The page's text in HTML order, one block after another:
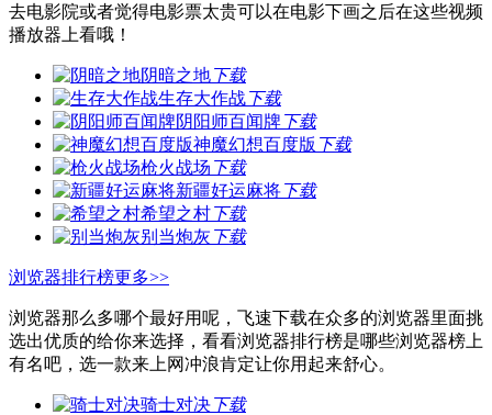
去电影院或者觉得电影票太贵可以在电影下画之后在这些视频
播放器上看哦！
阴暗之地下载
生存大作战下载
阴阳师百闻牌下载
神魔幻想百度版 下载
枪火战场 下载
新疆好运麻将下载
希望之村下载
别当炮灰 下载
浏览器排行榜更多>>
浏览器那么多哪个最好用呢，飞速下载在众多的浏览器里面挑
选出优质的给你来选择，看看浏览器排行榜是哪些浏览器榜上
有名吧，选一款来上网冲浪肯定让你用起来舒心。
骑士对决下载